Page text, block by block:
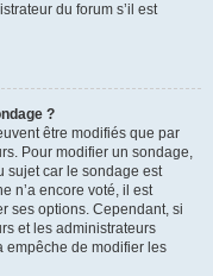
du forum s’il est
?
être modifiés que par
Pour modifier un sondage,
sujet car le sondage est
n’a encore voté, il est
ses options. Cependant, si
et les administrateurs
empêche de modifier les